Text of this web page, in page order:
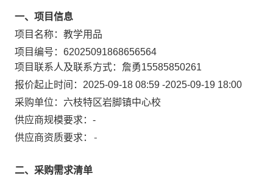
一、项目信息
项目名称： 教学用品
项目编号： 62025091868656564
项目联系人及联系方式： 詹勇15585850261
报价起止时间： 2025-09-18 08:59 -2025-09-19 18:00
采购单位： 六枝特区岩脚镇中心校
供应商规模要求： -
供应商资质要求：
-
二、采购需求清单